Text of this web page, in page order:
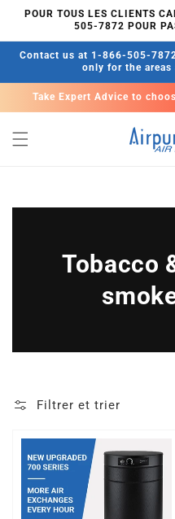
passer
contenu
POUR TOUS LES CLIENTS
505-7872 POUR
Contact us at 1-866-505-
only for the
Take Expert Advice to
Tobacco
Filtrer et trier